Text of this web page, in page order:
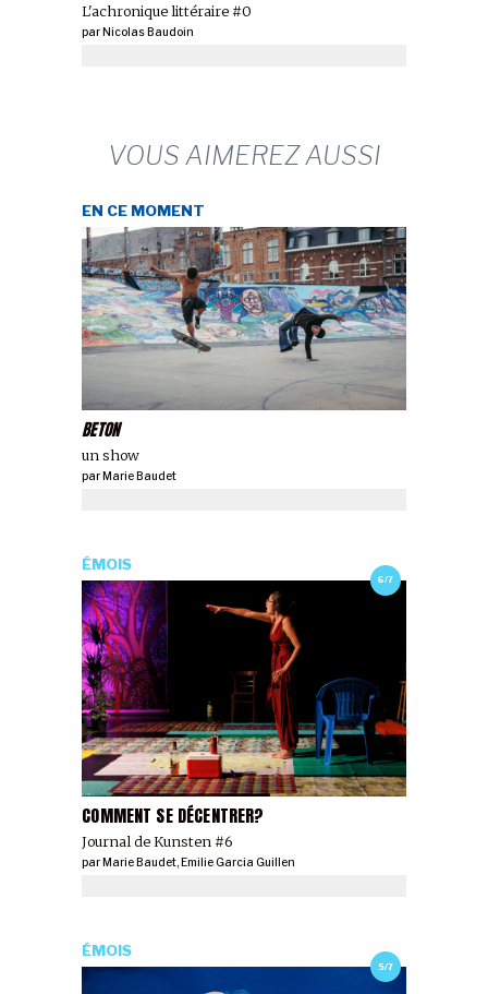
L'achronique littéraire #0
par Nicolas Baudoin
VOUS AIMEREZ AUSSI
BETON
un show
EN CE MOMENT
parMarie Baudet
6/7
COMMENT SE DÉCENTRER?
Journal de Kunsten #6
ÉMOIS
parMarie Baudet,Emilie Garcia Guillen
5/7
ÉMOIS